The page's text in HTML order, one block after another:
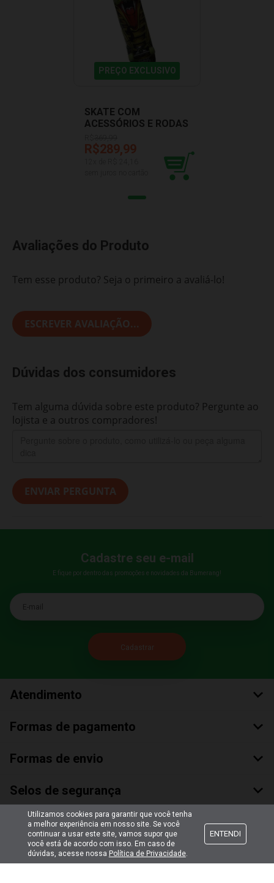
PREÇO EXCLUSIVO
SKATE COM
ACESSÓRIOS E RODAS
R$289,99
Avaliações do Produto
Tem esse produto? Seja o primeiro a avaliá-lo!
ESCREVER AVALIAÇÃO...
Dúvidas dos consumidores
Tem alguma dúvida sobre este produto? Pergunte ao
lojista e a outros compradores!
ENVIAR PERGUNTA
Cadastre seu e-mail
E fique por dentro das promoções e novidades da Bumerang!
E-mail
Atendimento
Formas de pagamento
Formas de envio
Selos de segurança
Utilizamos cookies para garantir que você tenha
a melhor experiência em nosso site. Se você
continuar a usar este site, vamos supor que
você está de acordo com isso. Em caso de
dúvidas, acesse nossa Política de Privacidade.
ENTENDI